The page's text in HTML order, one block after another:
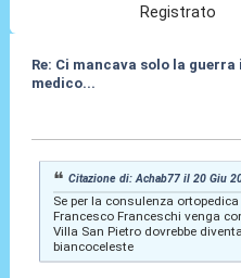
Registrato
Re: Ci mancava solo la
medico...
Citazione di: Achab77 il 20 Giu
Se per la consulenza
Francesco Franceschi venga
Villa San Pietro dovrebbe
biancoceleste